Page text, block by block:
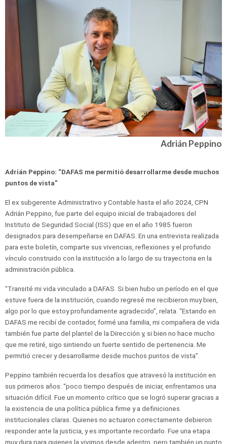
Adrián Peppino
Adrián Peppino: “DAFAS me permitió desarrollarme desde muchos
puntos de vista”
El ex subgerente Administrativo y Contable hasta el año 2024, CPN
Adrián Peppino, fue parte del equipo inicial de trabajadores del
Instituto de Seguridad Social (ISS) que en el año 1985 fueron
designados para desempeñarse en DAFAS. En una entrevista realizada
para este boletín, comparte sus vivencias, reflexiones y el profundo
vínculo construido con la institución a lo largo de su trayectoria en la
administración pública.
“Transité mi vida vinculado a DAFAS. Si bien hubo un período en el que
estuve fuera de la institución, cuando regresé me recibieron muy bien,
algo por lo que estoy profundamente agradecido”, relata. “Estando en
DAFAS me recibí de contador, formé una familia, mi compañera de vida
también fue parte del plantel de la Dirección y, si bien no hace mucho
que me retiré, sigo sintiendo un fuerte sentido de pertenencia. Me
permitió crecer y desarrollarme desde muchos puntos de vista”.
Peppino también recuerda los desafíos que atravesó la institución en
sus primeros años: “poco tiempo después de iniciar, enfrentamos una
situación difícil. Fue un momento crítico que se logró superar gracias a
la existencia de una política pública firme y a definiciones
institucionales claras. Quienes no actuaron correctamente debieron
responder ante la justicia, y es importante recordarlo. Fue una etapa
muy dura para quienes la vivimos desde adentro, pero también un punto